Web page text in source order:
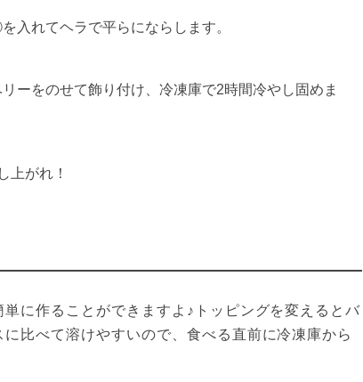
入れてヘラで平らにならします。
ーをのせて飾り付け、冷凍庫で2時間冷やし固めま
上がれ！
に作ることができますよ♪トッピングを変えるとバ
比べて溶けやすいので、食べる直前に冷凍庫から